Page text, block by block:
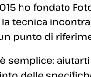
ho fondato
tecnica
punto di
semplice: